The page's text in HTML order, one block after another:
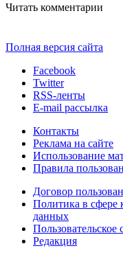
Читать комментарии
Полная версия сайта
Facebook
Twitter
RSS-ленты
E-mail рассылка
Контакты
Реклама на сайте
Использование
Правила
Договор
Политика в сфере
данных
Пользовательское
Редакция